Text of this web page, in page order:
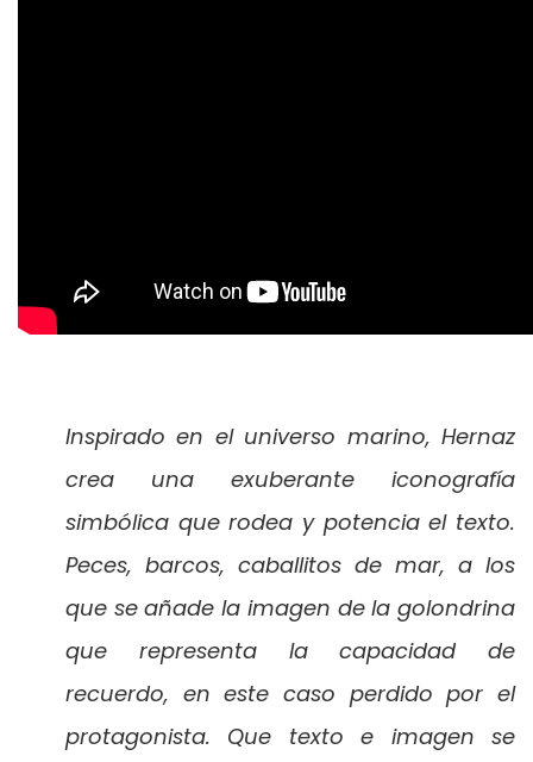
Inspirado en el universo marino, Hernaz
crea una exuberante iconografía
simbólica que rodea y potencia el texto.
Peces, barcos, caballitos de mar, a los
que se añade la imagen de la golondrina
que representa la capacidad de
recuerdo, en este caso perdido por el
protagonista. Que texto e imagen se